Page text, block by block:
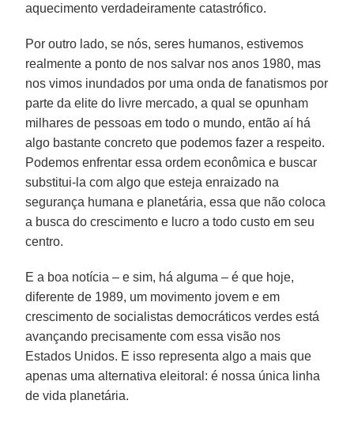
aquecimento verdadeiramente catastrófico.
Por outro lado, se nós, seres humanos, estivemos
realmente a ponto de nos salvar nos anos 1980, mas
nos vimos inundados por uma onda de fanatismos por
parte da elite do livre mercado, a qual se opunham
milhares de pessoas em todo o mundo, então aí há
algo bastante concreto que podemos fazer a respeito.
Podemos enfrentar essa ordem econômica e buscar
substitui-la com algo que esteja enraizado na
segurança humana e planetária, essa que não coloca
a busca do crescimento e lucro a todo custo em seu
centro.
E a boa notícia – e sim, há alguma – é que hoje,
diferente de 1989, um movimento jovem e em
crescimento de socialistas democráticos verdes está
avançando precisamente com essa visão nos
Estados Unidos. E isso representa algo a mais que
apenas uma alternativa eleitoral: é nossa única linha
de vida planetária.